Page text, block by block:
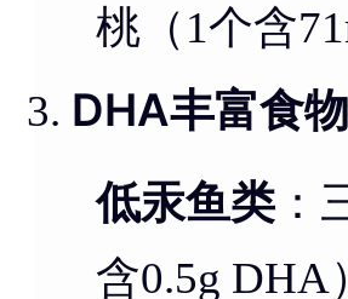
桃（1个含
DHA丰富食物
低汞鱼类 ：
含0.5g